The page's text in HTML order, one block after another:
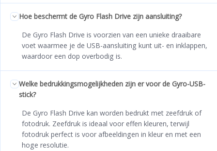
Hoe beschermt de Gyro Flash Drive zijn aansluiting?
De Gyro Flash Drive is voorzien van een unieke draaibare
voet waarmee je de USB-aansluiting kunt uit- en inklappen,
waardoor een dop overbodig is.
Welke bedrukkingsmogelijkheden zijn er voor de Gyro-USB-
stick?
De Gyro Flash Drive kan worden bedrukt met zeefdruk of
fotodruk. Zeefdruk is ideaal voor effen kleuren, terwijl
fotodruk perfect is voor afbeeldingen in kleur en met een
hoge resolutie.